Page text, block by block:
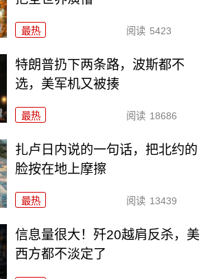
最热 阅读 5423
特朗普扔下两条路，波斯都不
选，美军机又被揍
最热 阅读 18686
扎卢日内说的一句话，把北约的
脸按在地上摩擦
最热 阅读 13439
信息量很大！歼20越肩反杀，美
西方都不淡定了